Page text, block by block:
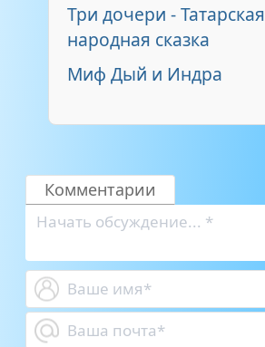
Три дочери - Татарская
народная сказка
Миф Дый и Индра
Комментарии